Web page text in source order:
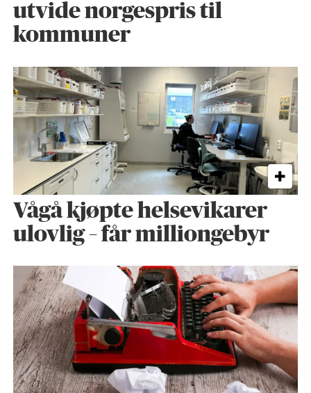
utvide norgespris til
kommuner
Vågå kjøpte helse­vikarer
ulovlig – får milliongebyr